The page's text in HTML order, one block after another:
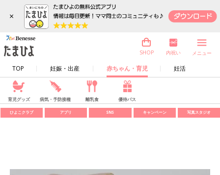
×
TOP 妊娠・出産 赤ちゃん・育児 妊活
SHOP 内祝い メニュー
育児グッズ 病気・予防接種 離乳食 優待パス
ひよこクラブ アプリ SNS キャンペーン 写真スタジオ